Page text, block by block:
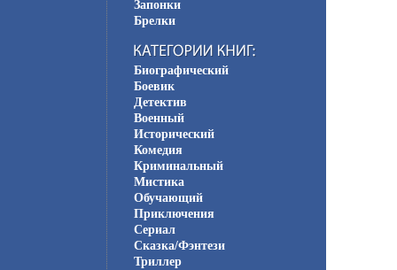
Запонки
Брелки
Биографический
Боевик
Детектив
Военный
Исторический
Комедия
Криминальный
Мистика
Обучающий
Приключения
Сериал
Сказка/Фэнтези
Триллер